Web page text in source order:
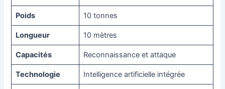
Poids 10 tonnes
Longueur 10 mètres
Capacités Reconnaissance et attaque
Technologie Intelligence artificielle intégrée